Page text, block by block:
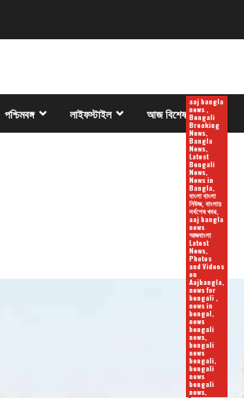
পশ্চিমবঙ্গ লাইফস্টাইল আজ বিশেষ
aaj bangla
news ,
Bengali
Breaking
News,
Bangla
News,
Latest
Bengali
News,
News in
Bangla,
বাংলা বাংলা
নিউজ, বাংলায়
সর্বশেষ খবর,
aaj bangla
news
আজবাংলা
Latest
News,
Photos
and Videos
on
Aajbangla,
news for
bengali ,
news in
bengal,
news
bengali
news,
bengali
news
bengali,
bengali
news
bengali
news,